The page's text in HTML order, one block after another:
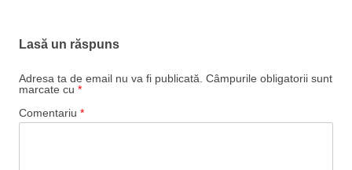
Lasă un răspuns
Adresa ta de email nu va fi publicată. Câmpurile obligatorii sunt
marcate cu *
Comentariu *